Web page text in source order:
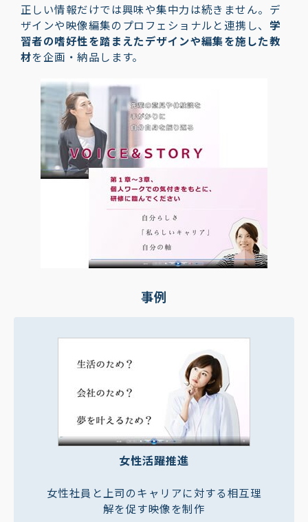
正しい情報だけでは興味や集中力は続きません。デ
ザインや映像編集のプロフェショナルと連携し、 学
習者の嗜好性を踏まえたデザインや編集を施した教
材を企画・納品します。
事例
女性活躍推進
女性社員と上司のキャリアに対する相互理
解を促す映像を制作